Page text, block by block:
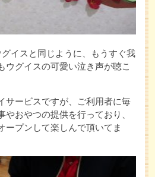
イスと同じように、もうすぐ我
ウグイスの可愛い泣き声が聴こ
サービスですが、ご利用者に毎
おやつの提供を行っており、
ープンして楽しんで頂いてま